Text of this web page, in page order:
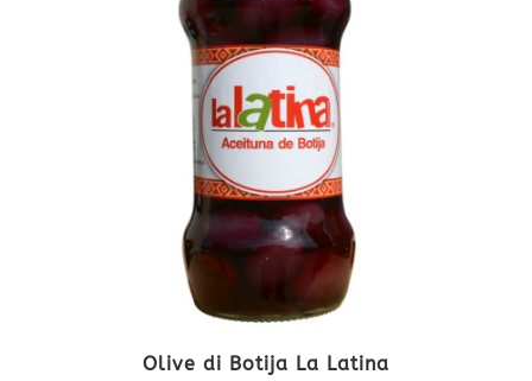
Olive di Botija La Latina